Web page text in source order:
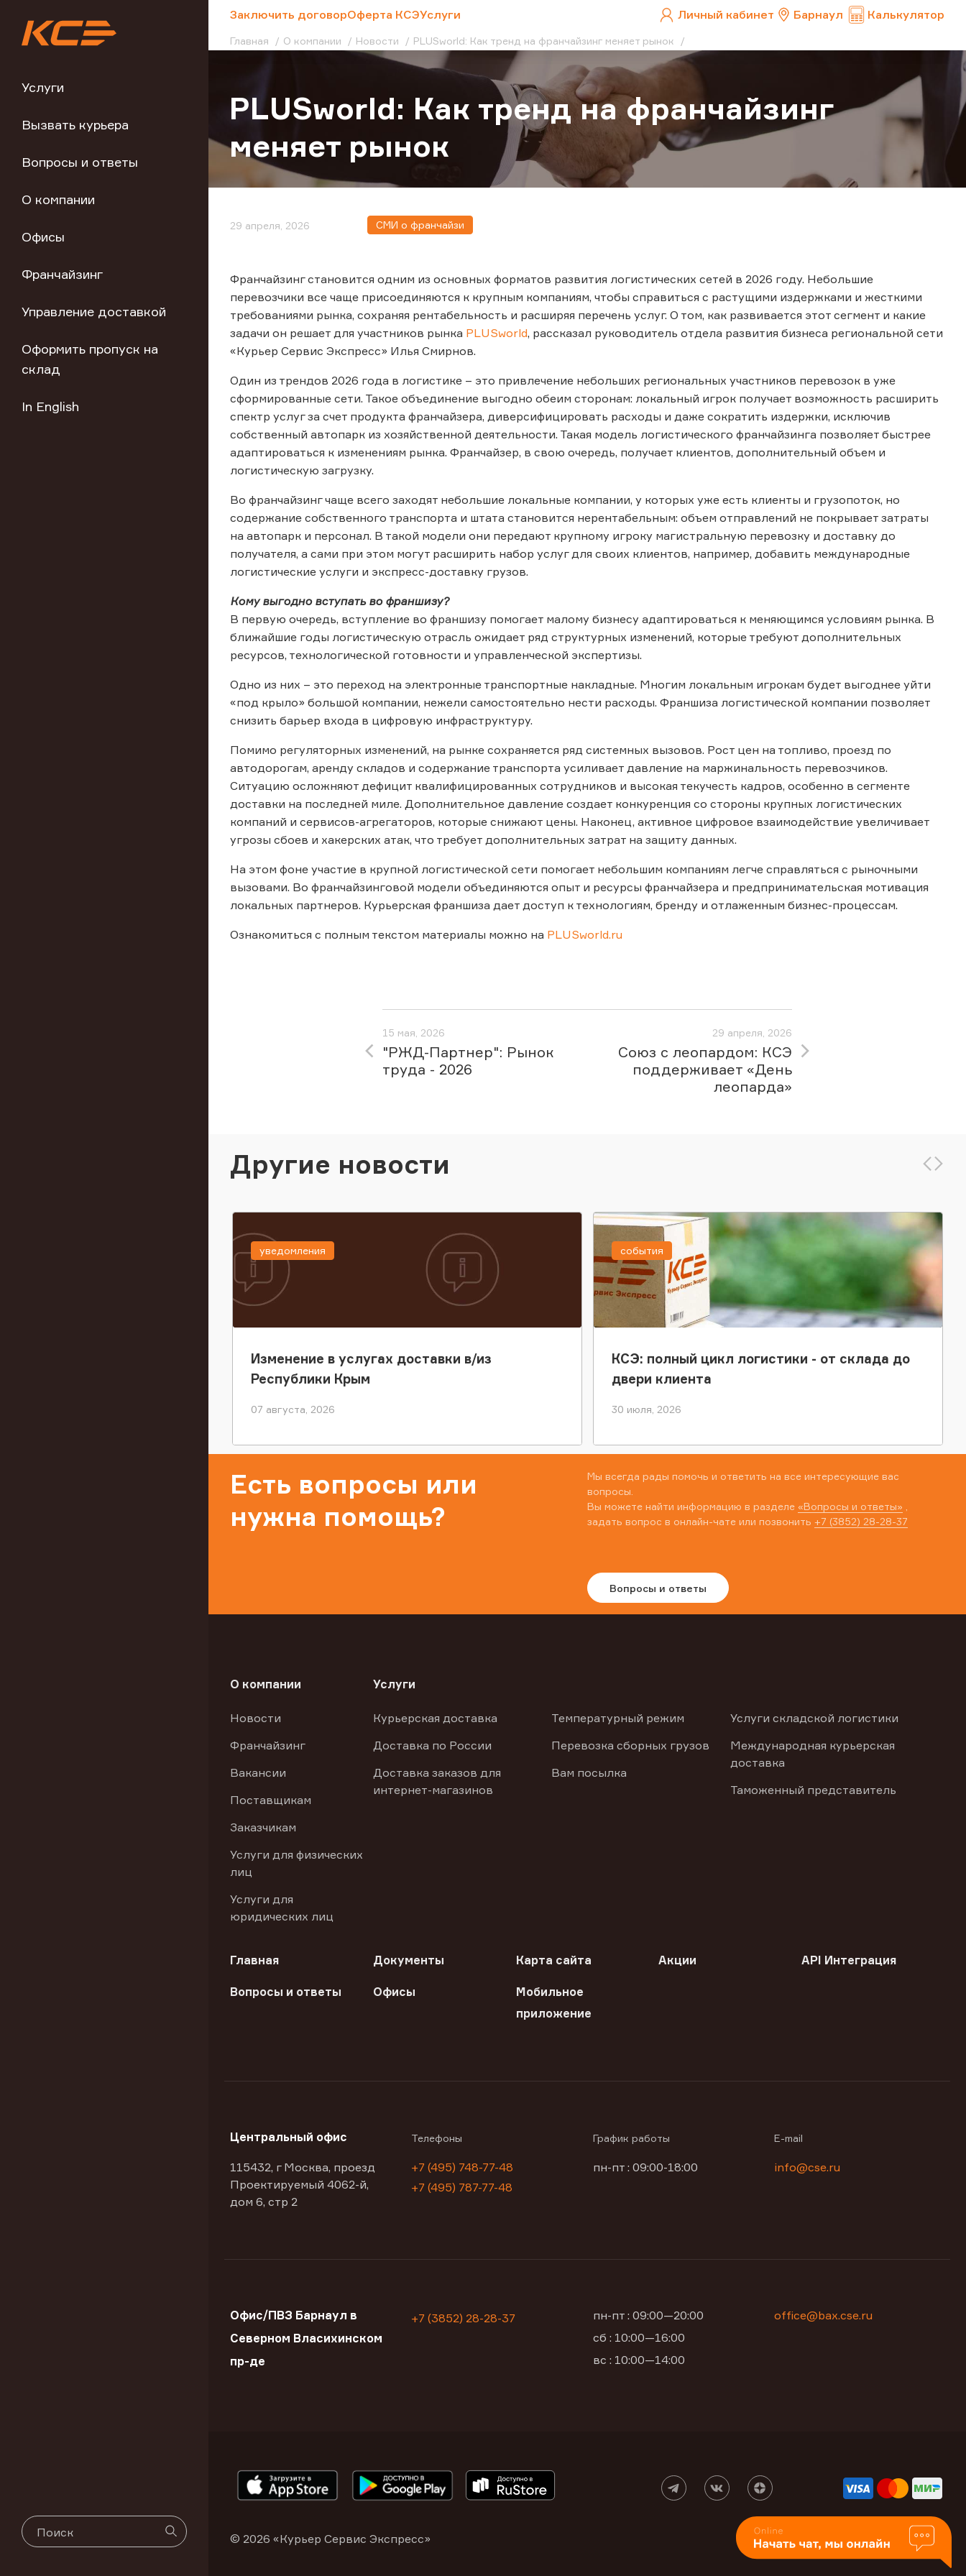
Услуги
Вызвать курьера
Вопросы и ответы
О компании
Офисы
Франчайзинг
Управление доставкой
Оформить пропуск на
склад
In English
Заключить договорОферта КСЭУслуги Личный кабинет Барнаул Калькулятор
Главная О компании Новости PLUSworld: Как тренд на франчайзинг меняет рынок
PLUSworld: Как тренд на франчайзинг
меняет рынок
29 апреля, 2026 СМИ о франчайзи
Франчайзинг становится одним из основных форматов развития логистических сетей в 2026 году. Небольшие
перевозчики все чаще присоединяются к крупным компаниям, чтобы справиться с растущими издержками и жесткими
требованиями рынка, сохраняя рентабельность и расширяя перечень услуг. О том, как развивается этот сегмент и какие
задачи он решает для участников рынка PLUSworld, рассказал руководитель отдела развития бизнеса региональной сети
«Курьер Сервис Экспресс» Илья Смирнов.
Один из трендов 2026 года в логистике – это привлечение небольших региональных участников перевозок в уже
сформированные сети. Такое объединение выгодно обеим сторонам: локальный игрок получает возможность расширить
спектр услуг за счет продукта франчайзера, диверсифицировать расходы и даже сократить издержки, исключив
собственный автопарк из хозяйственной деятельности. Такая модель логистического франчайзинга позволяет быстрее
адаптироваться к изменениям рынка. Франчайзер, в свою очередь, получает клиентов, дополнительный объем и
логистическую загрузку.
Во франчайзинг чаще всего заходят небольшие локальные компании, у которых уже есть клиенты и грузопоток, но
содержание собственного транспорта и штата становится нерентабельным: объем отправлений не покрывает затраты
на автопарк и персонал. В такой модели они передают крупному игроку магистральную перевозку и доставку до
получателя, а сами при этом могут расширить набор услуг для своих клиентов, например, добавить международные
логистические услуги и экспресс-доставку грузов.
Кому выгодно вступать во франшизу?
В первую очередь, вступление во франшизу помогает малому бизнесу адаптироваться к меняющимся условиям рынка. В
ближайшие годы логистическую отрасль ожидает ряд структурных изменений, которые требуют дополнительных
ресурсов, технологической готовности и управленческой экспертизы.
Одно из них – это переход на электронные транспортные накладные. Многим локальным игрокам будет выгоднее уйти
«под крыло» большой компании, нежели самостоятельно нести расходы. Франшиза логистической компании позволяет
снизить барьер входа в цифровую инфраструктуру.
Помимо регуляторных изменений, на рынке сохраняется ряд системных вызовов. Рост цен на топливо, проезд по
автодорогам, аренду складов и содержание транспорта усиливает давление на маржинальность перевозчиков.
Ситуацию осложняют дефицит квалифицированных сотрудников и высокая текучесть кадров, особенно в сегменте
доставки на последней миле. Дополнительное давление создает конкуренция со стороны крупных логистических
компаний и сервисов-агрегаторов, которые снижают цены. Наконец, активное цифровое взаимодействие увеличивает
угрозы сбоев и хакерских атак, что требует дополнительных затрат на защиту данных.
На этом фоне участие в крупной логистической сети помогает небольшим компаниям легче справляться с рыночными
вызовами. Во франчайзинговой модели объединяются опыт и ресурсы франчайзера и предпринимательская мотивация
локальных партнеров. Курьерская франшиза дает доступ к технологиям, бренду и отлаженным бизнес-процессам.
Ознакомиться с полным текстом материалы можно на PLUSworld.ru
15 мая, 2026
"РЖД-Партнер": Рынок
труда - 2026
29 апреля, 2026
Союз с леопардом: КСЭ
поддерживает «День
леопарда»
Другие новости
Изменение в услугах доставки в/из
Республики Крым
07 августа, 2026
уведомления
КСЭ: полный цикл логистики - от склада до
двери клиента
30 июля, 2026
события
Есть вопросы или
нужна помощь?
Мы всегда рады помочь и ответить на все интересующие вас
вопросы.
Вы можете найти информацию в разделе «Вопросы и ответы»
задать вопрос в онлайн-чате или позвонить +7 (3852) 28-28-37
Вопросы и ответы
О компании
Новости
Франчайзинг
Вакансии
Поставщикам
Заказчикам
Услуги для физических
лиц
Услуги для
юридических лиц
Услуги
Курьерская доставка
Доставка по России
Доставка заказов для
интернет-магазинов
Температурный режим
Перевозка сборных грузов
Вам посылка
Услуги складской логистики
Международная курьерская
доставка
Таможенный представитель
Главная Документы Карта сайта Акции API Интеграция
Вопросы и ответы Офисы
Мобильное
приложение
Центральный офис
115432, г Москва, проезд
Проектируемый 4062-й,
дом 6, стр 2
Телефоны
+7 (495) 748-77-48
+7 (495) 787-77-48
График работы
пн-пт : 09:00-18:00
E-mail
info@cse.ru
Офис/ПВЗ Барнаул в
Северном Власихинском
пр-де
+7 (3852) 28-28-37
пн-пт : 09:00—20:00
сб : 10:00—16:00
вс : 10:00—14:00
office@bax.cse.ru
© 2026 «Курьер Сервис Экспресс»